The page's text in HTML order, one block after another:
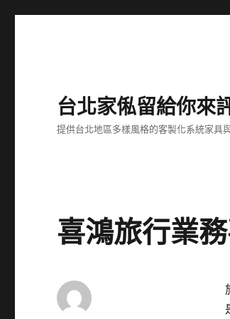
台北家俬留給你來
提供台北地區多樣風格的客製化系統家具
喜鴻旅行業